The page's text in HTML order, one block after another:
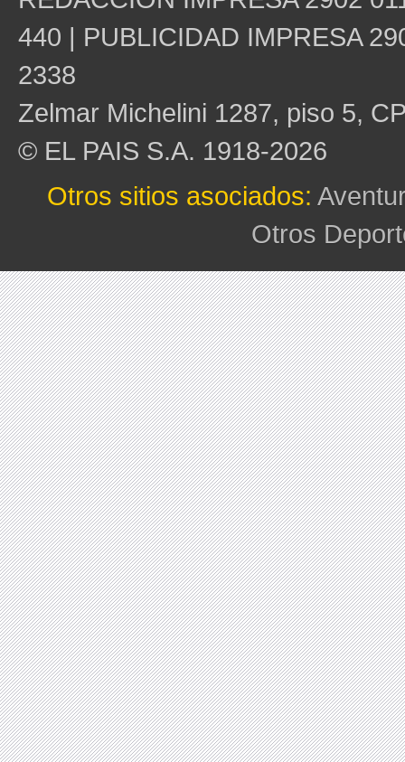
440 | PUBLICIDAD IMPRESA
2338
Zelmar Michelini 1287, piso 5,
© EL PAIS S.A. 1918-2026
Otros sitios asociados:
Otros